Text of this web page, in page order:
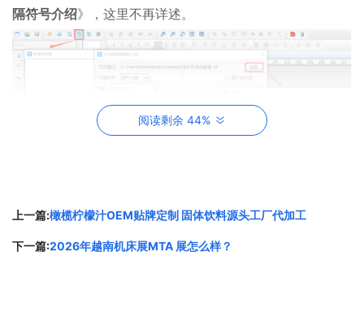
隔符号介绍》，这里不再详述。
3. 制作递增流水号条码点击软件左侧的“绘制一维条
阅读剩余 44%
上一篇:橄榄柠檬汁OEM贴牌定制 固体饮料源头工厂代加工
下一篇:2026年越南机床展MTA 展怎么样？